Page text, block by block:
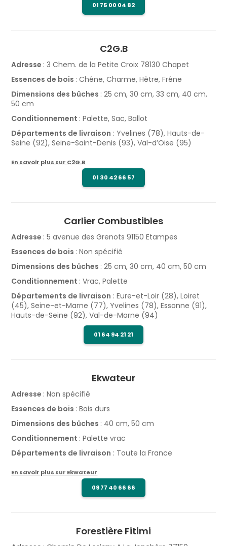
01 75 00 04 82
C2G.B
Adresse : 3 Chem. de la Petite Croix 78130 Chapet
Essences de bois : Chêne, Charme, Hêtre, Frêne
Dimensions des bûches : 25 cm, 30 cm, 33 cm, 40 cm,
50 cm
Conditionnement : Palette, Sac, Ballot
Départements de livraison : Yvelines (78), Hauts-de-
Seine (92), Seine-Saint-Denis (93), Val-d’Oise (95)​
En savoir plus sur C2G.B
01 30 42 66 57
Carlier Combustibles
Adresse : 5 avenue des Grenots 91150 Etampes
Essences de bois : Non spécifié
Dimensions des bûches : 25 cm, 30 cm, 40 cm, 50 cm
Conditionnement : Vrac, Palette
Départements de livraison : Eure-et-Loir (28), Loiret
(45)​, Seine-et-Marne (77), Yvelines (78), Essonne (91),
Hauts-de-Seine (92), Val-de-Marne (94)
01 64 94 21 21
Ekwateur
Adresse : Non spécifié
Essences de bois : Bois durs
Dimensions des bûches : 40 cm, 50 cm
Conditionnement : Palette vrac
Départements de livraison : Toute la France
En savoir plus sur Ekwateur
09 77 40 66 66
Forestière Fitimi